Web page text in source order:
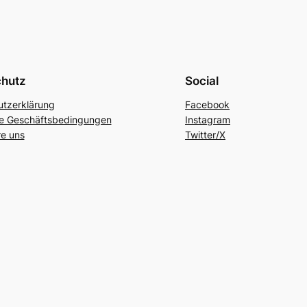
Geschäftsbedingungen
uns
Social
Facebook
Instagram
Twitter/X